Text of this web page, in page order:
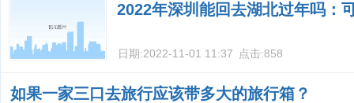
2022年深圳能回去湖北过年吗：
日期:2022-11-01 11:37 点击:858
如果一家三口去旅行应该带多大的旅行箱？